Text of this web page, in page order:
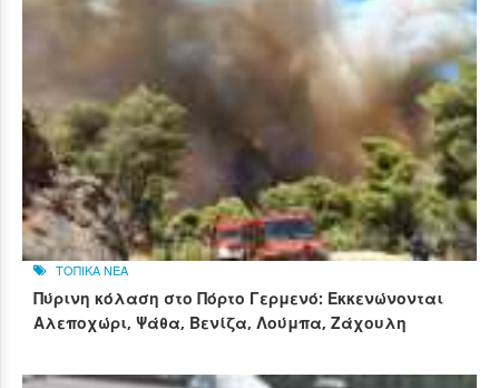
ΤΟΠΙΚΑ ΝΕΑ
Πύρινη κόλαση στο Πόρτο Γερμενό: Εκκενώνονται
Αλεποχώρι, Ψάθα, Βενίζα, Λούμπα, Ζάχουλη